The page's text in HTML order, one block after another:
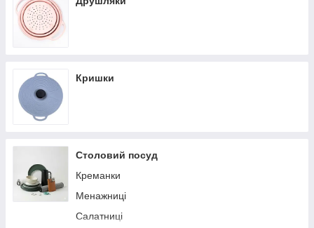
Кришки
Столовий посуд
Креманки
Менажниці
Салатниці